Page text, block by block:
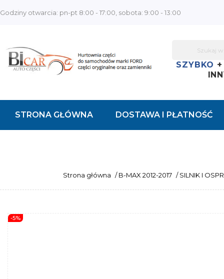
Godziny otwarcia: pn-pt 8:00 - 17:00, sobota: 9:00 - 13:00
SZYBKO
STRONA GŁÓWNA DOSTAWA I PŁATNOŚĆ
Strona główna / B-MAX 2012-2017 / SILNIK I
-5%